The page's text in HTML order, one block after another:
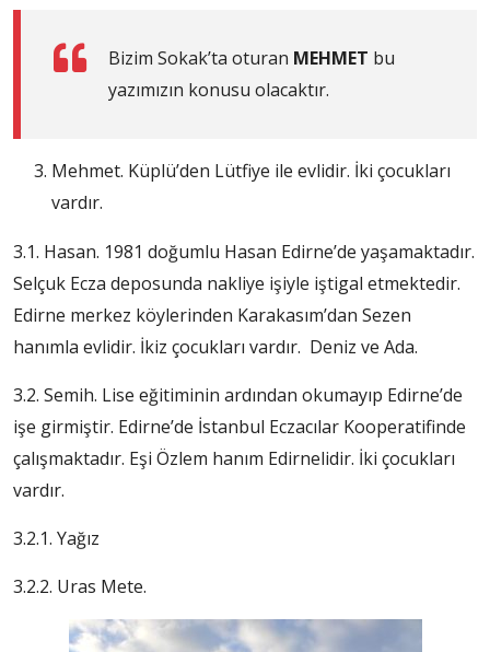
Bizim Sokak’ta oturan MEHMET bu
yazımızın konusu olacaktır.
Mehmet. Küplü’den Lütfiye ile evlidir. İki çocukları
vardır.
3.1. Hasan. 1981 doğumlu Hasan Edirne’de yaşamaktadır.
Selçuk Ecza deposunda nakliye işiyle iştigal etmektedir.
Edirne merkez köylerinden Karakasım’dan Sezen
hanımla evlidir. İkiz çocukları vardır. Deniz ve Ada.
3.2. Semih. Lise eğitiminin ardından okumayıp Edirne’de
işe girmiştir. Edirne’de İstanbul Eczacılar Kooperatifinde
çalışmaktadır. Eşi Özlem hanım Edirnelidir. İki çocukları
vardır.
3.2.1. Yağız
3.2.2. Uras Mete.